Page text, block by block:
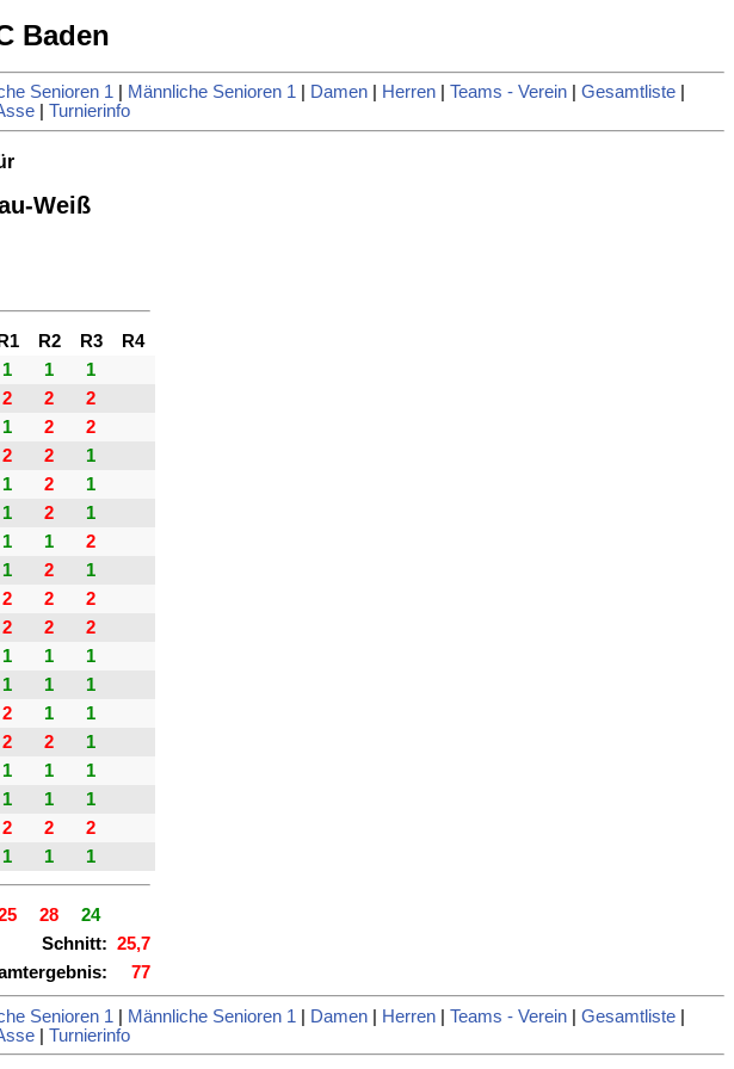
Baden
Senioren 1| Männliche Senioren 1| Damen| Herren| Teams - Verein| Gesamtliste|
| Turnierinfo
Weiß
R1 R2 R3
R4
1 1
1
2 2
2
1 2
2
2 2
1
1 2
1
1 2
1
1 1
2
1 2
1
2 2
2
2 2
2
1 1
1
1 1
1
2 1
1
2 2
1
1 1
1
1 1
1
2 2
2
1 1 1
28
24
Schnitt: 25,7
77
Senioren 1 Männliche Senioren 1 Damen| Herren| Teams - Verein| Gesamtliste|
| Turnierinfo